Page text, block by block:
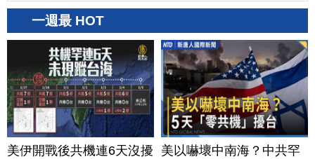
一週最 HOT
美伊開戰後共機連6天沒擾
美以嚇壞中南海？中共罕